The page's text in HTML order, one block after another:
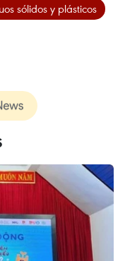
sólidos y plásticos